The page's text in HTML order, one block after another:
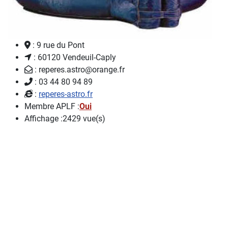
: 9 rue du Pont
: 60120 Vendeuil-Caply
: reperes.astro@orange.fr
: 03 44 80 94 89
: reperes-astro.fr
Membre APLF :Oui
Affichage :2429 vue(s)